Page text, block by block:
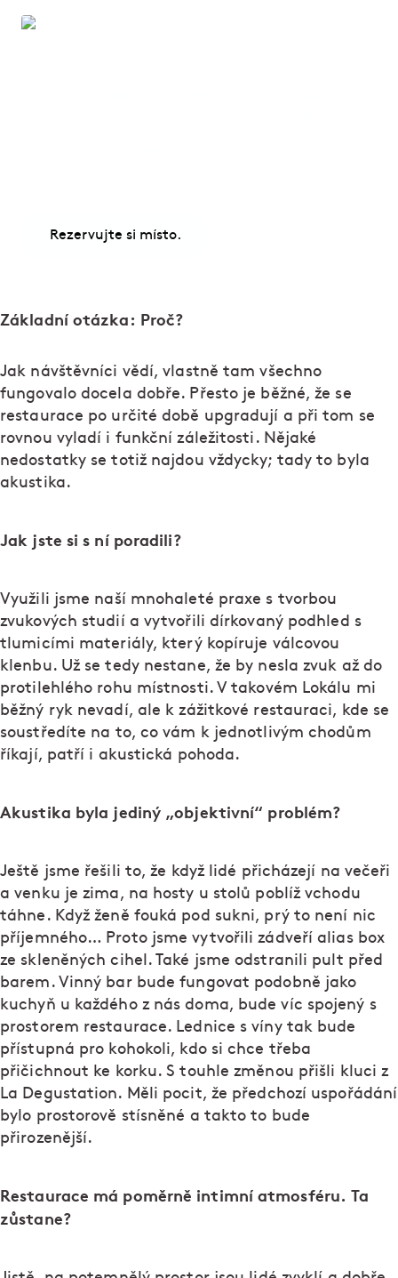
Rezervujte si místo.
Základní otázka: Proč?
Jak návštěvníci vědí, vlastně tam všechno
fungovalo docela dobře. Přesto je běžné, že se
restaurace po určité době upgradují a při tom se
rovnou vyladí i funkční záležitosti. Nějaké
nedostatky se totiž najdou vždycky; tady to byla
akustika.
Jak jste si s ní poradili?
Využili jsme naší mnohaleté praxe s tvorbou
zvukových studií a vytvořili dírkovaný podhled s
tlumicími materiály, který kopíruje válcovou
klenbu. Už se tedy nestane, že by nesla zvuk až do
protilehlého rohu místnosti. V takovém Lokálu mi
běžný ryk nevadí, ale k zážitkové restauraci, kde se
soustředíte na to, co vám k jednotlivým chodům
říkají, patří i akustická pohoda.
Akustika byla jediný „objektivní“ problém?
Ještě jsme řešili to, že když lidé přicházejí na večeři
a venku je zima, na hosty u stolů poblíž vchodu
táhne. Když ženě fouká pod sukni, prý to není nic
příjemného… Proto jsme vytvořili zádveří alias box
ze skleněných cihel. Také jsme odstranili pult před
barem. Vinný bar bude fungovat podobně jako
kuchyň u každého z nás doma, bude víc spojený s
prostorem restaurace. Lednice s víny tak bude
přístupná pro kohokoli, kdo si chce třeba
přičichnout ke korku. S touhle změnou přišli kluci z
La Degustation. Měli pocit, že předchozí uspořádání
bylo prostorově stísněné a takto to bude
přirozenější.
Restaurace má poměrně intimní atmosféru. Ta
zůstane?